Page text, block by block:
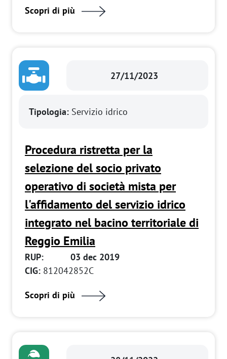
Scopri di più
27/11/2023
Tipologia: Servizio idrico
Procedura ristretta per la
selezione del socio privato
operativo di società mista per
l'affidamento del servizio idrico
integrato nel bacino territoriale di
Reggio Emilia
RUP:
03 dec 2019
CIG: 812042852C
Scopri di più